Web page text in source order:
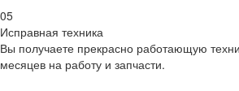
05
Исправная техника
Вы получаете прекрасно работающую
месяцев на работу и запчасти.